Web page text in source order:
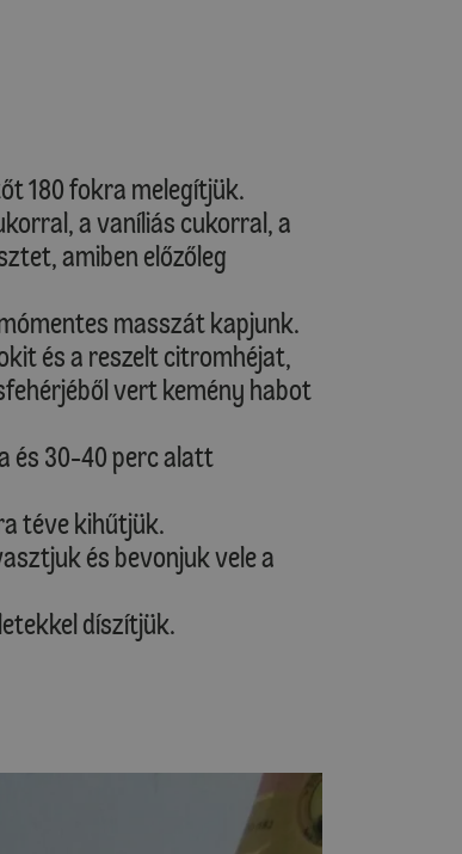
180 fokra melegítjük.
a vaníliás cukorral, a
amiben előzőleg
masszát kapjunk.
és a reszelt citromhéjat,
vert kemény habot
és 30-40 perc alatt
téve kihűtjük.
és bevonjuk vele a
díszítjük.